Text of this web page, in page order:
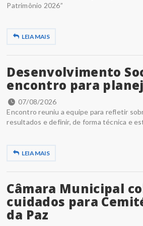
Patrimônio 2026”
LEIA MAIS
Desenvolvimento
encontro para
07/08/2026
Encontro reuniu a equipe para refletir
resultados e definir, de forma técnica e
LEIA MAIS
Câmara Municipal
cuidados para
da Paz